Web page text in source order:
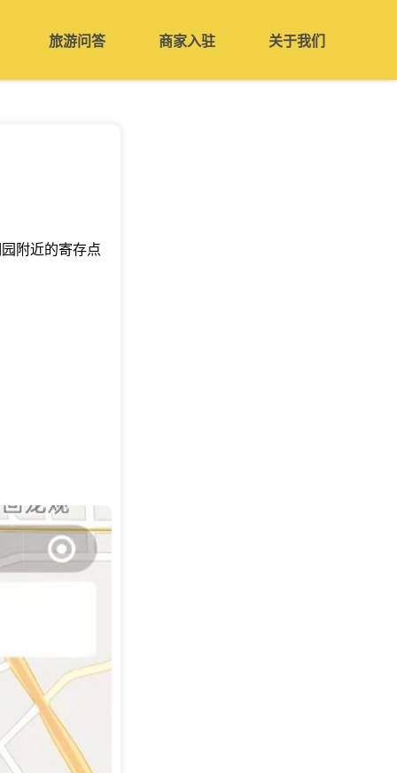
旅游问答 商家入驻 关于我们
附近的寄存点